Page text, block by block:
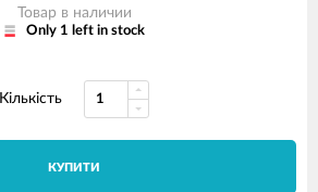
Товар в наличии
Only 1 left in stock
Кількість
КУПИТИ